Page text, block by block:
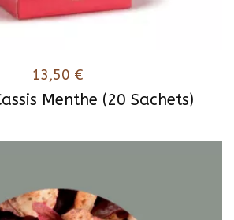
Menthe (20 Sachets)
13,50 €